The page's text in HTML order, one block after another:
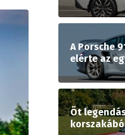
A Porsche
elérte az
Öt